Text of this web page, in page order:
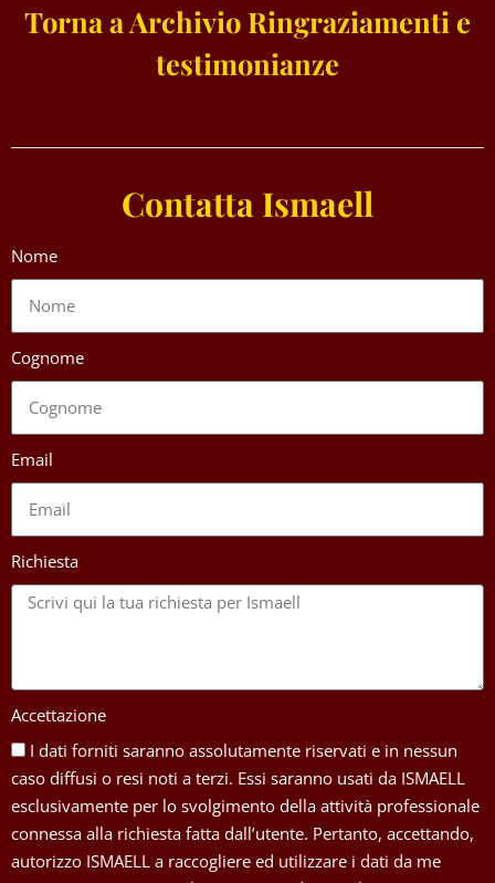
Torna a Archivio Ringraziamenti e
testimonianze
Contatta Ismaell
Nome
Cognome
Email
Richiesta
Accettazione
I dati forniti saranno assolutamente riservati e in nessun
caso diffusi o resi noti a terzi. Essi saranno usati da ISMAELL
esclusivamente per lo svolgimento della attività professionale
connessa alla richiesta fatta dall’utente. Pertanto, accettando,
autorizzo ISMAELL a raccogliere ed utilizzare i dati da me